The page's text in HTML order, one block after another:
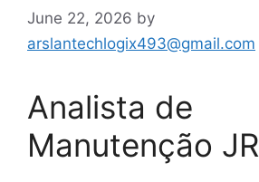
June 22, 2026 by
arslantechlogix493@gmail.com
Analista de
Manutenção JR